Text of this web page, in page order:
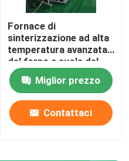
Fornace di
sinterizzazione ad alta
temperatura avanzata
del forno a suola del
rullo dei materiali
ceramiciMiglior prezzo
Contattaci